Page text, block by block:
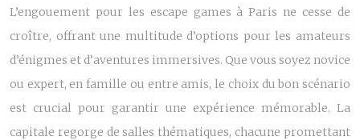
L’engouement pour les escape games à Paris ne cesse de
croître, offrant une multitude d’options pour les amateurs
d’énigmes et d’aventures immersives. Que vous soyez novice
ou expert, en famille ou entre amis, le choix du bon scénario
est crucial pour garantir une expérience mémorable. La
capitale regorge de salles thématiques, chacune promettant